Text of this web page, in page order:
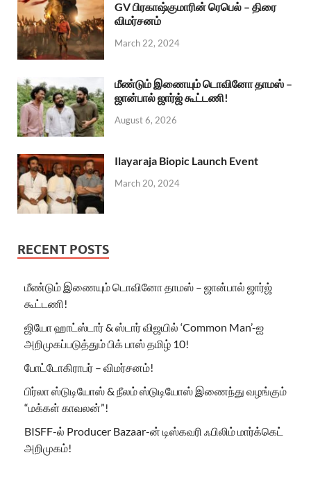
GV பிரகாஷ்குமாரின் ரெபெல் – திரை
விமர்சனம்
March 22, 2024
மீண்டும் இணையும் டொவினோ தாமஸ் –
ஜான்பால் ஜார்ஜ் கூட்டணி!
August 6, 2026
Ilayaraja Biopic Launch Event
March 20, 2024
RECENT POSTS
மீண்டும் இணையும் டொவினோ தாமஸ் – ஜான்பால் ஜார்ஜ்
கூட்டணி!
ஜியோ ஹாட்ஸ்டார் & ஸ்டார் விஜயில் ‘Common Man’-ஐ
அறிமுகப்படுத்தும் பிக் பாஸ் தமிழ் 10!
போட்டோகிராபர் – விமர்சனம்!
பிர்லா ஸ்டுடியோஸ் & நீலம் ஸ்டுடியோஸ் இணைந்து வழங்கும்
“மக்கள் காவலன்”!
BISFF-ல் Producer Bazaar-ன் டிஸ்கவரி ஃபிலிம் மார்க்கெட்
அறிமுகம்!